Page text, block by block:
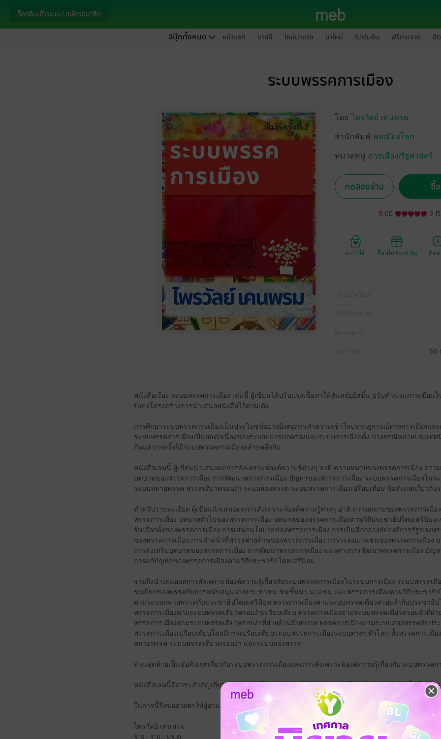
ล็อกอินเข้าระบบ / สมัครสมาชิก
อีบุ๊กทั้งหมด หน้าแรก ขายดี ใหม่มาแรง มาใหม่ โปรโมชัน ฟรีกระจาย ฮิ
ระบบพรรคการเมือง
โดย ไพรวัลย์ เคนพรม
สำนักพิมพ์ พลเมืองโลก
หมวดหมู่ การเมือง/รัฐศาสตร์
ทดลองอ่าน ซื้
5.00 2
อยากได้ ซื้อเป็นของขวัญ ติด
50
หนังสือเรื่อง ระบบพรรคการเมือง เล่มนี้ ผู้เขียนได้ปรับปรุงเนื้อหาให้ทันสมัยยิ่งขึ้น ปรับสำนวนการเขียน
ยังคงโครงสร้างการนำเสนอหนังสือไว้ตามเดิม
การศึกษาระบบพรรคการเมืองเป็นประโยชน์อย่างยิ่งต่อการทำความเข้าใจปรากฎการณ์ทางการเมืองแล
ระบบพรรคการเมืองเป็นผลต่อเนื่องของระบอบการปกครองและระบบการเลือกตั้ง บางกรณีหลายประเท
กันแต่บางครั้งก็มีระบบพรรคการเมืองคล้ายคลึงกัน
หนังสือเล่มนี้ ผู้เขียนนำเสนอผลการสังเคราะห์องค์ความรู้ต่างๆ อาทิ ความหมายของพรรคการเมือง ควา
บทบาทของพรรคการเมือง การพัฒนาพรรคการเมือง ปัญหาของพรรคการเมือง ระบบพรรคการเมืองในร
ระบบหลายพรรค พรรคเดียวครอบงำ ระบบสองพรรค ระบบพรรคการเมืองเปรียบเทียบ ข้อสังเกตเกี่ยวกับ
สำหรับรายละเอียด ผู้เขียนนำเสนอผลการสังเคราะห์องค์ความรู้ต่างๆ อาทิ ความหมายของพรรคการเมื
พรรคการเมือง บทบาททั่วไปของพรรคการเมือง บทบาทของพรรคการเมืองตามวิถีประชาธิปไตยเสรีนิยม
รับเลือกตั้งของพรรคการเมือง การเสนอนโยบายของพรรคการเมือง การเป็นสื่อกลางกับองค์การรัฐของพ
ของพรรคการเมือง การทำหน้าที่พรรคฝ่ายค้านของพรรคการเมือง การระดมมวลชนของพรรคการเมือง
การส่งเสริมบทบาทของพรรคการเมือง การพัฒนาพรรคการเมือง แนวทางการพัฒนาพรรคการเมือง ปัญ
การแก้ปัญหาของพรรคการเมืองตามวิถีประชาธิปไตยเสรีนิยม
รวมถึงนำเสนอผลการสังเคราะห์องค์ความรู้เกี่ยวกับระบบพรรคการเมืองในระบบการเมือง ระบบพรรคเ
ระเบียบของพรรคกับการสนับสนุนจากประชาชน ชนชั้นนำ มวลชน และพรรคการเมืองตามวิถีประชาธิป
ตามระบบหลายพรรคกับประชาธิปไตยเสรีนิยม พรรคการเมืองตามระบบพรรคเดียวครอบงำกับประชาธิป
พรรคการเมืองตามระบบพรรคเดียวครอบงำเปรียบเทียบ พรรคการเมืองตามระบบพรรคเดียวครอบงำที่ฝ่
พรรคการเมืองตามระบบพรรคเดียวครอบงำที่ฝ่ายค้านมีบทบาท พรรคการเมืองตามระบบสองพรรคกับปร
พรรคการเมืองเปรียบเทียบโดยมีการเปรียบเทียบระบบพรรคการเมืองระบบต่างๆ ทั่วโลก ทั้งพรรคการเมื
หลายพรรค ระบบพรรคเดียวครอบงำ และระบบสองพรรค
ส่วนสุดท้ายเป็นข้อสังเกตเกี่ยวกับระบบพรรคการเมืองและการสังเคราะห์องค์ความรู้เกี่ยวกับระบบพรรคก
หนังสือเล่มนี้มีสาระสำคัญเกี่ยวข้องกับประเด็นพรรคการเมือง กลุ่มผลประโยชน์ และการเลือกตั้ง ซึ่งผู้เขี
ในการนี้จึงขออวยพรให้ผู้อ่านทุกคนมีความสุขและมีชีวิตที่ดีที่สุดต่อไป
ไพรวัลย์ เคนพรม
ร.บ., ร.ม., ปร.ด.